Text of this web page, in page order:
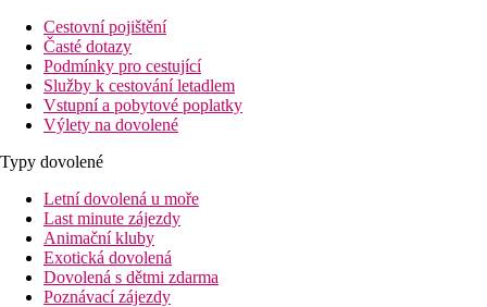
Cestovní pojištění
Časté dotazy
Podmínky pro cestující
Služby k cestování letadlem
Vstupní a pobytové poplatky
Výlety na dovolené
Typy dovolené
Letní dovolená u moře
Last minute zájezdy
Animační kluby
Exotická dovolená
Dovolená s dětmi zdarma
Poznávací zájezdy